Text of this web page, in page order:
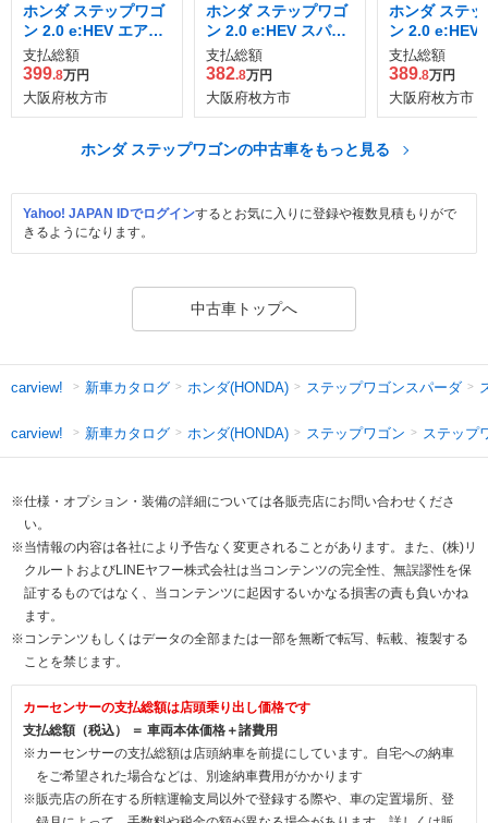
ホンダ ステップワゴ
ン 2.0 e:HEV エアー
EX
支払総額
399.8万円
大阪府枚方市
ホンダ ステップワゴ
ン 2.0 e:HEV スパー
ダ
支払総額
382.8万円
大阪府枚方市
ホンダ ステ
ン 2.0 e:HEV
ダ
支払総額
389.8万円
大阪府枚方市
ホンダ ステップワゴンの中古車をもっと見る
Yahoo! JAPAN IDでログインするとお気に入りに登録や複数見積もりがで
きるようになります。
中古車トップへ
carview! 新車カタログ ホンダ(HONDA) ステップワゴンスパーダ
carview! 新車カタログ ホンダ(HONDA) ステップワゴン ステップ
※仕様・オプション・装備の詳細については各販売店にお問い合わせくださ
い。
※当情報の内容は各社により予告なく変更されることがあります。また、(株)リ
クルートおよびLINEヤフー株式会社は当コンテンツの完全性、無誤謬性を保
証するものではなく、当コンテンツに起因するいかなる損害の責も負いかね
ます。
※コンテンツもしくはデータの全部または一部を無断で転写、転載、複製する
ことを禁じます。
カーセンサーの支払総額は店頭乗り出し価格です
支払総額（税込） ＝ 車両本体価格＋諸費用
※カーセンサーの支払総額は店頭納車を前提にしています。自宅への納車
をご希望された場合などは、別途納車費用がかかります
※販売店の所在する所轄運輸支局以外で登録する際や、車の定置場所、登